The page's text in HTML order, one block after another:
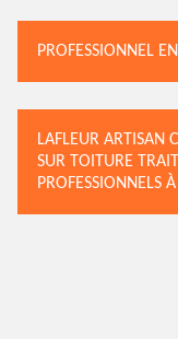
PROFESSIONNEL
LAFLEUR ARTISAN
SUR TOITURE
PROFESSIONNELS